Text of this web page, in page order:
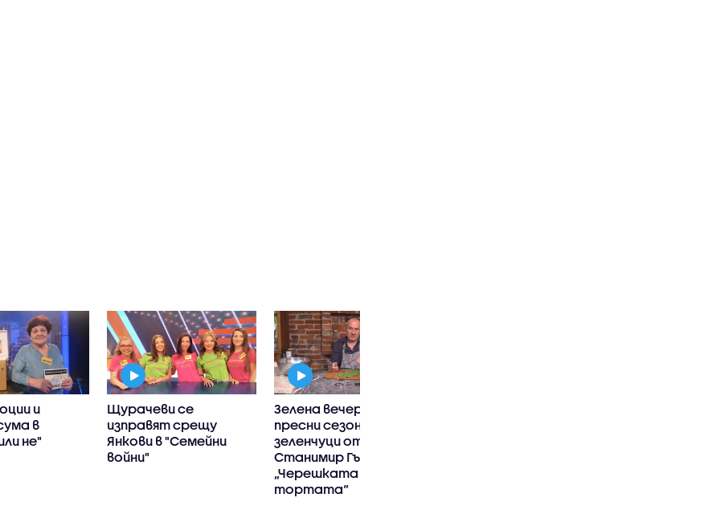
и
в
не"
Щурачеви се
изправят срещу
Янкови в "Семейни
войни"
Зелена вечеря с
пресни сезонни
зеленчуци от
Станимир Гъмов в
„Черешката на
тортата“